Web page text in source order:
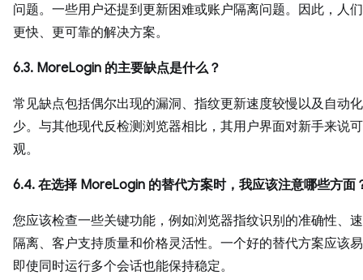
问题。一些用户还提到更新困难或账户隔离问题。因此，人
更快、更可靠的解决方案。
6.3. MoreLogin 的主要缺点是什么？
常见缺点包括偶尔出现的漏洞、指纹更新速度较慢以及自动
少。与其他现代反检测浏览器相比，其用户界面对新手来说
观。
6.4. 在选择 MoreLogin 的替代方案时，我应该注意哪些方面
您应该检查一些关键功能，例如浏览器指纹识别的准确性、
隔离、客户支持质量和价格灵活性。一个好的替代方案应该
即使同时运行多个会话也能保持稳定。